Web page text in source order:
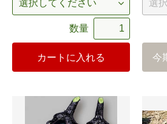
数量
カートに入れる 今